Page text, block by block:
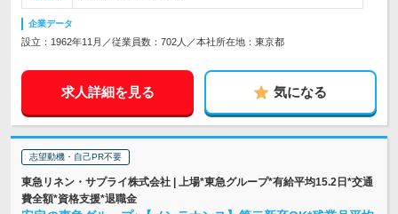
企業データ
設立：1962年11月／従業員数：702人／本社所在地：東京都
求人詳細を見る 気になる
志望動機・自己PR不要
東急リネン・サプライ株式会社 | 上場*東急グループ*有給平均15.2日*交通
費全額*資格支援*退職金